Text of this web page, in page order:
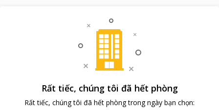
Rất tiếc, chúng tôi đã hết phòng
Rất tiếc, chúng tôi đã hết phòng trong ngày bạn chọn: